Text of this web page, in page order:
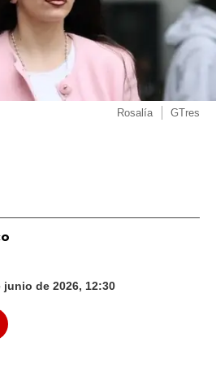
Rosalía GTres
junio de 2026, 12:30